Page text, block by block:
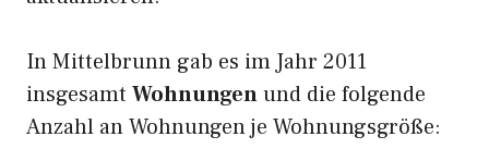
In Mittelbrunn gab es im Jahr 2011
insgesamt Wohnungenund die folgende
Anzahl an Wohnungen je Wohnungsgröße: